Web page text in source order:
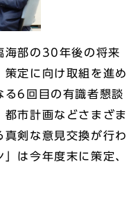
海部の30年後の将来
定に向け取組を進め
る6回目の有識者懇談
市計画などさまざま
真剣な意見交換が行わ
は今年度末に策定、